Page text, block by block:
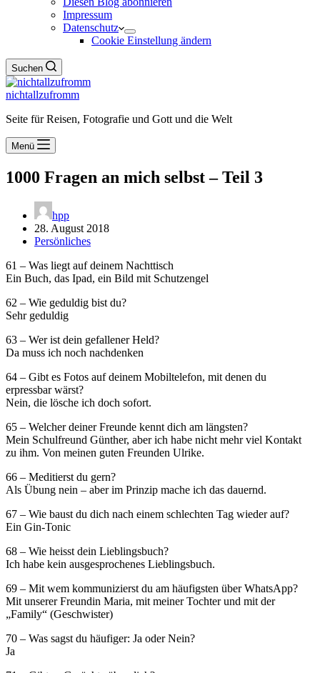
Impressum
Datenschutz
Cookie Einstellung ändern
Suchen
nichtallzufromm
Seite für Reisen, Fotografie und Gott und die Welt
Menü
1000 Fragen an mich selbst – Teil 3
hpp
28. August 2018
Persönliches
61 – Was liegt auf deinem Nachttisch
Ein Buch, das Ipad, ein Bild mit Schutzengel
62 – Wie geduldig bist du?
Sehr geduldig
63 – Wer ist dein gefallener Held?
Da muss ich noch nachdenken
64 – Gibt es Fotos auf deinem Mobiltelefon, mit denen du
erpressbar wärst?
Nein, die lösche ich doch sofort.
65 – Welcher deiner Freunde kennt dich am längsten?
Mein Schulfreund Günther, aber ich habe nicht mehr viel Kontakt
zu ihm. Von meinen guten Freunden Ulrike.
66 – Meditierst du gern?
Als Übung nein – aber im Prinzip mache ich das dauernd.
67 – Wie baust du dich nach einem schlechten Tag wieder auf?
Ein Gin-Tonic
68 – Wie heisst dein Lieblingsbuch?
Ich habe kein ausgesprochenes Lieblingsbuch.
69 – Mit wem kommunizierst du am häufigsten über WhatsApp?
Mit unserer Freundin Maria, mit meiner Tochter und mit der
„Family“ (Geschwister)
70 – Was sagst du häufiger: Ja oder Nein?
Ja